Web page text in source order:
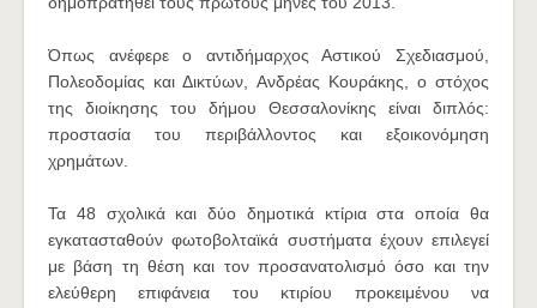
Όπως ανέφερε ο αντιδήμαρχος Αστικού Σχεδιασμού,
Πολεοδομίας και Δικτύων, Ανδρέας Κουράκης, ο στόχος
της διοίκησης του δήμου Θεσσαλονίκης είναι διπλός:
προστασία του περιβάλλοντος και εξοικονόμηση
χρημάτων.
Τα 48 σχολικά και δύο δημοτικά κτίρια στα οποία θα
εγκατασταθούν φωτοβολταϊκά συστήματα έχουν επιλεγεί
με βάση τη θέση και τον προσανατολισμό όσο και την
ελεύθερη επιφάνεια του κτιρίου προκειμένου να